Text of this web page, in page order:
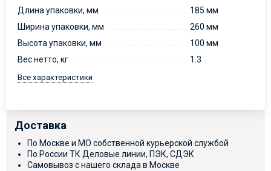
Длина упаковки, мм
185 мм
Ширина упаковки, мм
260 мм
Высота упаковки, мм
100 мм
Вес нетто, кг
1.3
Все характеристики
Доставка
По Москве и МО собственной курьерской службой
По России ТК Деловые линии, ПЭК, СДЭК
Самовывоз с нашего склада в Москве